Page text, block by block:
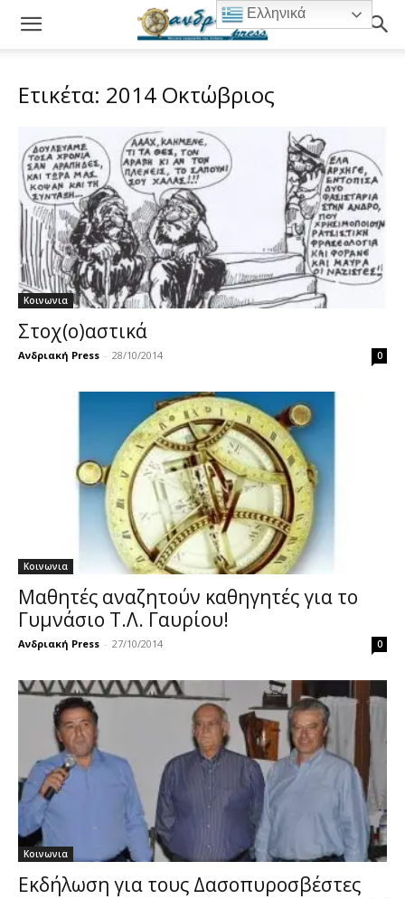
Ετικέτα: 2014 Οκτώβριος
Κοινωνια
Στοχ(ο)αστικά
Ανδριακή Press - 28/10/2014 0
Κοινωνια
Μαθητές αναζητούν καθηγητές για το
Γυμνάσιο Τ.Λ. Γαυρίου!
Ανδριακή Press - 27/10/2014 0
Κοινωνια
Εκδήλωση για τους Δασοπυροσβέστες
Ελληνικά